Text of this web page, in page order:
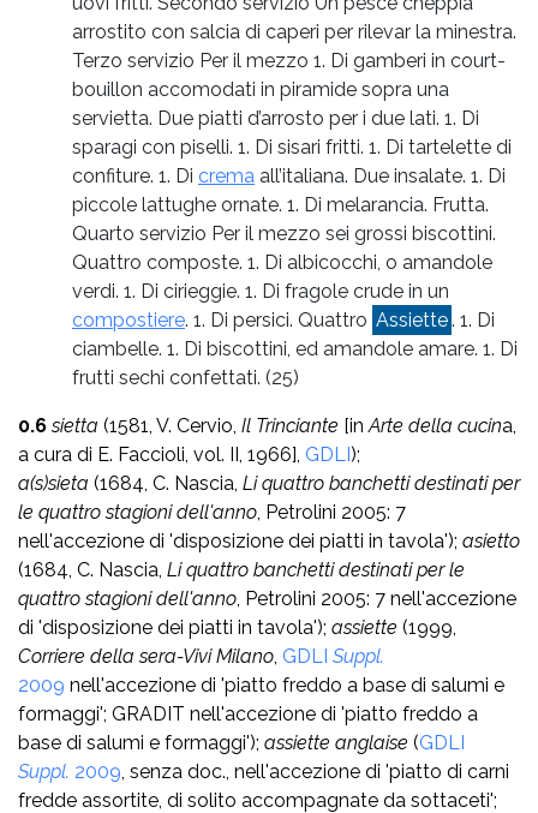
arrostito con salcia di caperi per rilevar la minestra.
Terzo servizio Per il mezzo 1. Di gamberi in court-
bouillon accomodati in piramide sopra una
servietta. Due piatti d’arrosto per i due lati. 1. Di
sparagi con piselli. 1. Di sisari fritti. 1. Di tartelette di
confiture. 1. Di crema all’italiana. Due insalate. 1. Di
piccole lattughe ornate. 1. Di melarancia. Frutta.
Quarto servizio Per il mezzo sei grossi biscottini.
Quattro composte. 1. Di albicocchi, o amandole
verdi. 1. Di cirieggie. 1. Di fragole crude in un
compostiere. 1. Di persici. Quattro Assiette. 1. Di
ciambelle. 1. Di biscottini, ed amandole amare. 1. Di
frutti sechi confettati. (25)
0.6 sietta (1581, V. Cervio, Il Trinciante [inArte della cucina,
a cura di E. Faccioli, vol. II, 1966], GDLI);
a(s)sieta (1684, C. Nascia, Li quattro banchetti destinati per
le quattro stagioni dell'anno, Petrolini 2005: 7
nell'accezione di 'disposizione dei piatti in tavola'); asietto
(1684, C. Nascia, Li quattro banchetti destinati per le
quattro stagioni dell'anno, Petrolini 2005: 7 nell'accezione
di 'disposizione dei piatti in tavola'); assiette (1999,
Corriere della sera-Vivi Milano, GDLI Suppl.
2009 nell'accezione di 'piatto freddo a base di salumi e
formaggi'; GRADIT nell'accezione di 'piatto freddo a
base di salumi e formaggi'); assiette anglaise (GDLI
Suppl. 2009, senza doc., nell'accezione di 'piatto di carni
fredde assortite, di solito accompagnate da sottaceti';